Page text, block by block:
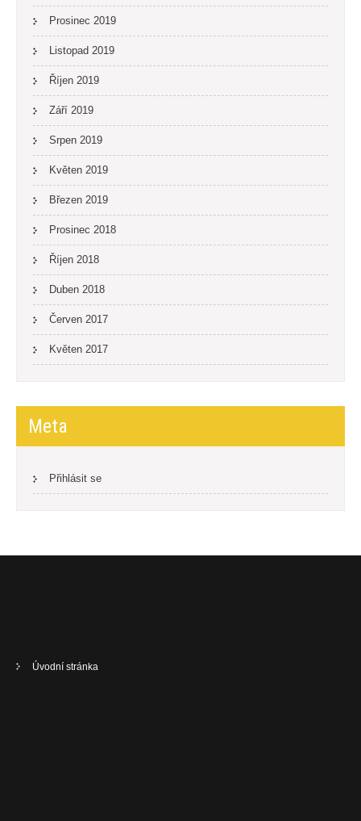
Prosinec 2019
Listopad 2019
Říjen 2019
Září 2019
Srpen 2019
Květen 2019
Březen 2019
Prosinec 2018
Říjen 2018
Duben 2018
Červen 2017
Květen 2017
Meta
Přihlásit se
Úvodní stránka